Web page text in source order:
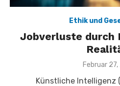
Ethik und
Jobverluste durch
Februar
Künstliche Intelligenz